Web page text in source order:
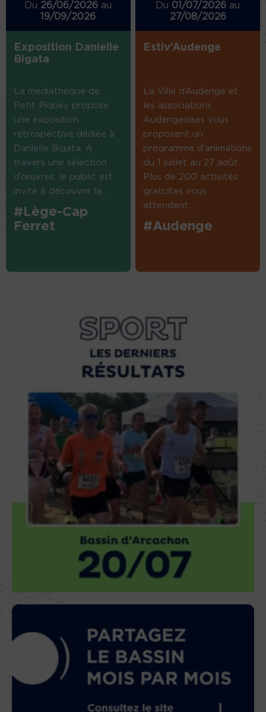
Du 26/06/2026 au
19/09/2026
Exposition Danielle
Bigata
La médiathèque de
Petit Piquey propose
une exposition
rétrospective dédiée à
Danielle Bigata. A
travers une sélection
d’œuvres, le public est
invité à découvrir la...
#Lège-Cap
Ferret
Du 01/07/2026 au
27/08/2026
Estiv’Audenge
La Ville d’Audenge et
les associations
Audengeoises vous
proposent un
programme d’animations
du 1 juillet au 27 août.
Plus de 200 activités
gratuites vous
attendent....
#Audenge